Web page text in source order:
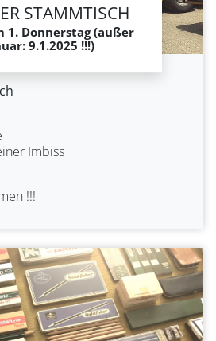
STAMMTISCH
1. Donnerstag (außer
9.1.2025 !!!)
Imbiss
!!!